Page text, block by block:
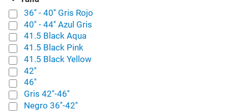
36'' - 40'' Gris Rojo
40'' - 44'' Azul Gris
41.5 Black Aqua
41.5 Black Pink
41.5 Black Yellow
42''
46''
Gris 42''-46''
Negro 36''-42''